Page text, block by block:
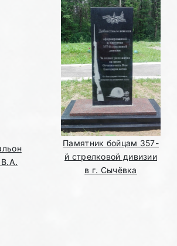
Памятник бойцам 357-
й стрелковой дивизии
в г. Сычёвка